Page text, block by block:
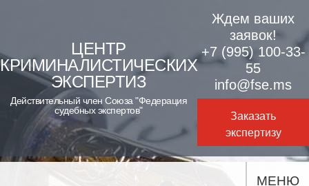
content
ЦЕНТР
КРИМИНАЛИСТИЧЕСКИХ
ЭКСПЕРТИЗ
Действительный член Союза "Федерация
судебных экспертов"
Ждем ваших
заявок!
+7 (995) 100-33-
55
info@fse.ms
Заказать
экспертизу
МЕНЮ